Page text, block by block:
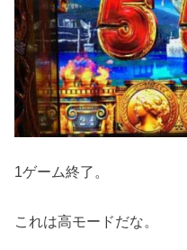
1ゲーム終了。
これは高モードだな。